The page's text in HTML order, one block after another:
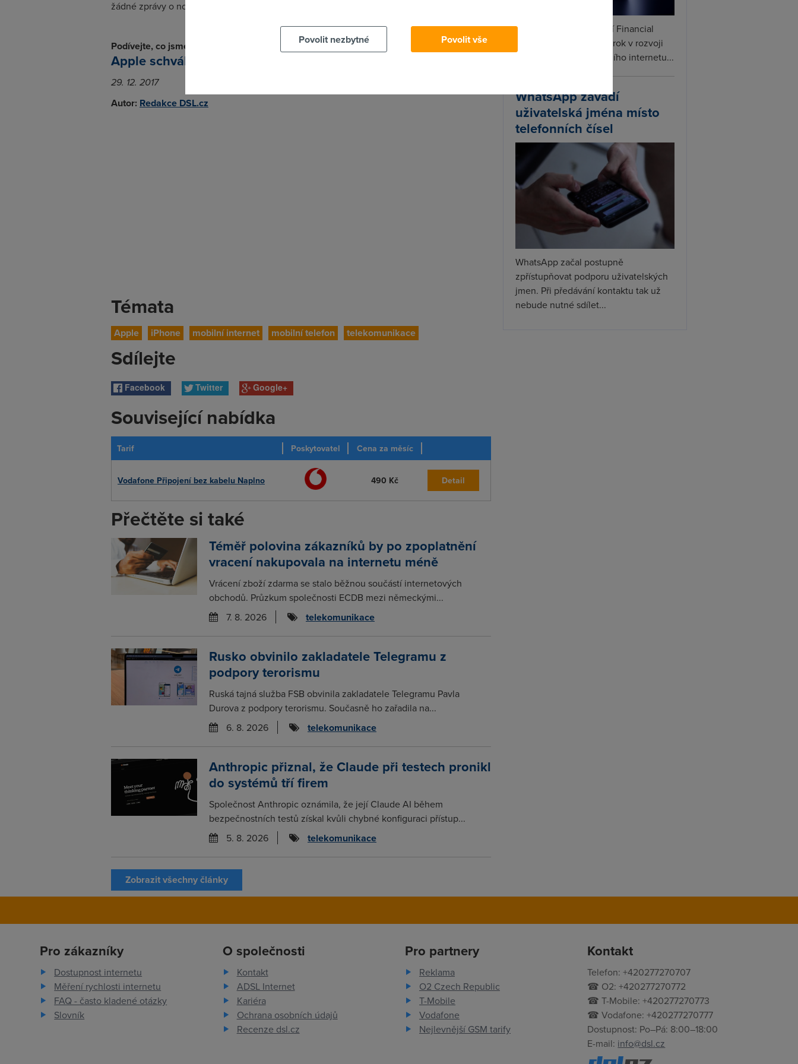
žádné zprávy o novém iPhonu nepotvrdil, ale ani nevyvrátil.
Podívejte, co jsme o Apple psali naposled:
Apple schválně zpomaluje starší verze telefonů
29. 12. 2017
Autor: Redakce DSL.cz
Témata
Apple iPhone mobilní internet mobilní telefon telekomunikace
Sdílejte
Facebook Twitter Google+
Související nabídka
Tarif Poskytovatel Cena za měsíc
Vodafone Připojení bez kabelu Naplno 490 Kč Detail
Přečtěte si také
Téměř polovina zákazníků by po zpoplatnění
vracení nakupovala na internetu méně
Vrácení zboží zdarma se stalo běžnou součástí internetových
obchodů. Průzkum společnosti ECDB mezi německými...
7. 8. 2026
telekomunikace
Rusko obvinilo zakladatele Telegramu z
podpory terorismu
Ruská tajná služba FSB obvinila zakladatele Telegramu Pavla
Durova z podpory terorismu. Současně ho zařadila na...
6. 8. 2026
telekomunikace
Anthropic přiznal, že Claude při testech pronikl
do systémů tří firem
Společnost Anthropic oznámila, že její Claude AI během
bezpečnostních testů získal kvůli chybné konfiguraci přístup...
5. 8. 2026
telekomunikace
Zobrazit všechny články
SpaceX podle informací Financial
Times připravuje další krok v rozvoji
Starlinku. Vedle satelitního internetu...
WhatsApp zavádí
uživatelská jména místo
telefonních čísel
WhatsApp začal postupně
zpřístupňovat podporu uživatelských
jmen. Při předávání kontaktu tak už
nebude nutné sdílet...
Pro zákazníky
Dostupnost internetu
Měření rychlosti internetu
FAQ - často kladené otázky
Slovník
O společnosti
Kontakt
ADSL Internet
Kariéra
Ochrana osobních údajů
Recenze dsl.cz
Pro partnery
Reklama
O2 Czech Republic
T-Mobile
Vodafone
Nejlevnější GSM tarify
Kontakt
Telefon: +420277270707
☎ O2: +420277270772
☎ T-Mobile: +420277270773
☎ Vodafone: +420277270777
Dostupnost: Po–Pá: 8:00–18:00
E-mail: info@dsl.cz
Povolit nezbytné
Povolit vše